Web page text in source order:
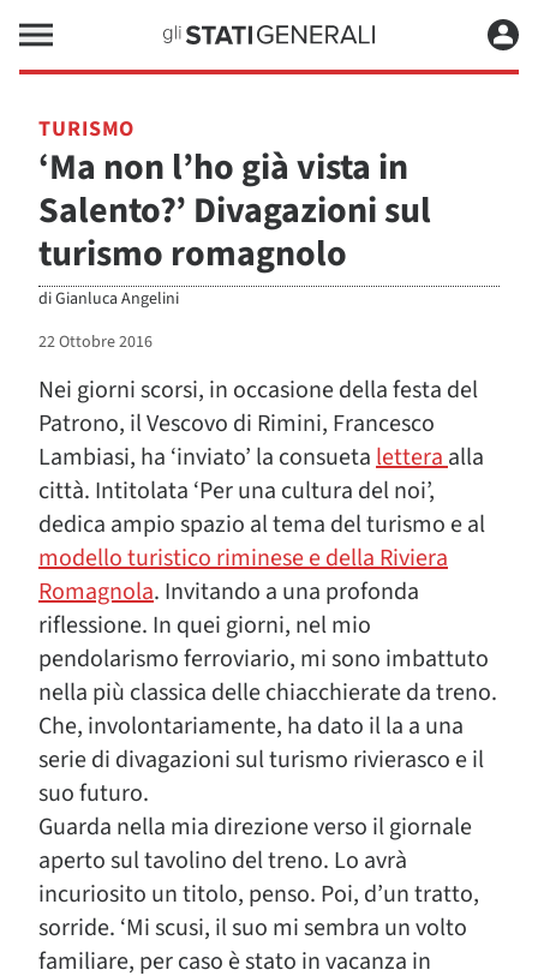
TURISMO
‘Ma non l’ho già vista in
Salento?’ Divagazioni sul
turismo romagnolo
diGianluca Angelini
22 Ottobre 2016
Nei giorni scorsi, in occasione della festa del
Patrono, il Vescovo di Rimini, Francesco
Lambiasi, ha ‘inviato’ la consuetaletteraalla
città. Intitolata ‘Per una cultura del noi’,
dedica ampio spazio al tema del turismo e al
modello turistico riminese e della Riviera
Romagnola. Invitando a una profonda
riflessione. In quei giorni, nel mio
pendolarismo ferroviario, mi sono imbattuto
nella più classica delle chiacchierate da treno.
Che, involontariamente, ha dato il la a una
serie di divagazioni sul turismo rivierasco e il
suo futuro.
Guarda nella mia direzione verso il giornale
aperto sul tavolino del treno. Lo avrà
incuriosito un titolo, penso. Poi, d’un tratto,
sorride. ‘Mi scusi, il suo mi sembra un volto
familiare, per caso è stato in vacanza in